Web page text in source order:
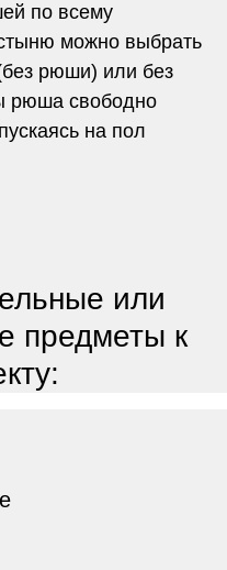
по всему
можно выбрать
рюши) или без
рюша свободно
на пол
или
предметы к